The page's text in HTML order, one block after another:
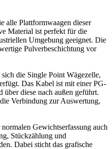
alle Plattformwaagen dieser
Material ist perfekt für die
Umgebung geeignet. Die
Pulverbeschichtung vor
die Single Point Wägezelle,
Das Kabel ist mit einer PG-
über diese nach außen geführt.
Verbindung zur Auswertung,
Gewichtserfassung auch
Stückzählung und
Dabei sticht das grafische